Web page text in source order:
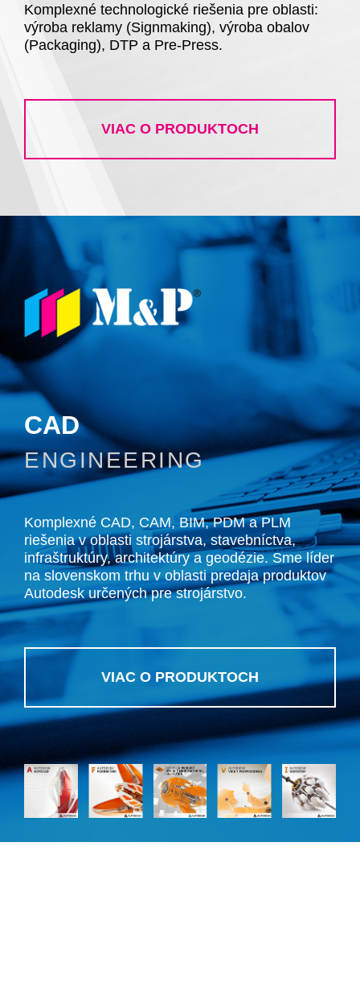
Komplexné technologické riešenia pre oblasti:
výroba reklamy (Signmaking), výroba obalov
(Packaging), DTP a Pre-Press.
VIAC O PRODUKTOCH
CAD
ENGINEERING
Komplexné CAD, CAM, BIM, PDM a PLM
riešenia v oblasti strojárstva, stavebníctva,
infraštruktúry, architektúry a geodézie. Sme líder
na slovenskom trhu v oblastipredaja produktov
Autodesk určených pre strojárstvo.
VIAC O PRODUKTOCH